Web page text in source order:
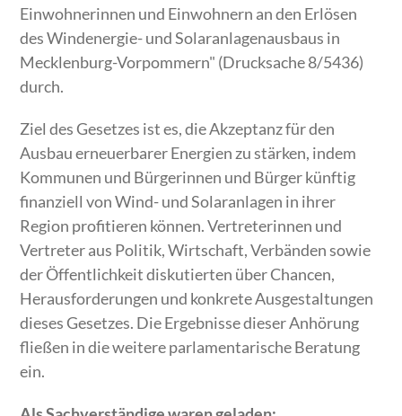
Einwohnerinnen und Einwohnern an den Erlösen
des Windenergie- und Solaranlagenausbaus in
Mecklenburg-Vorpommern" (Drucksache 8/5436)
durch.
Ziel des Gesetzes ist es, die Akzeptanz für den
Ausbau erneuerbarer Energien zu stärken, indem
Kommunen und Bürgerinnen und Bürger künftig
finanziell von Wind- und Solaranlagen in ihrer
Region profitieren können. Vertreterinnen und
Vertreter aus Politik, Wirtschaft, Verbänden sowie
der Öffentlichkeit diskutierten über Chancen,
Herausforderungen und konkrete Ausgestaltungen
dieses Gesetzes. Die Ergebnisse dieser Anhörung
fließen in die weitere parlamentarische Beratung
ein.